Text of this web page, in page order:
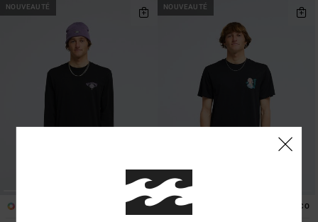
NOUVEAUTÉ
ÉCO
NOUVEAUTÉ
1 ÉCO